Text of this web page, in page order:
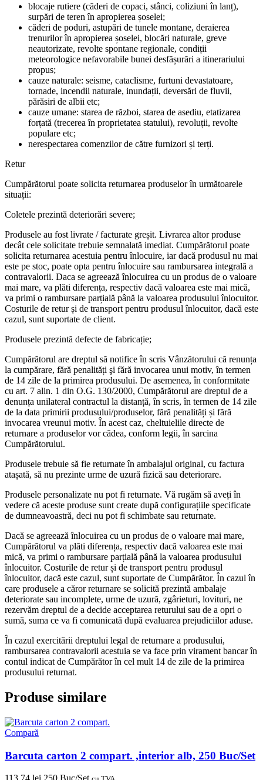
blocaje rutiere (căderi de copaci, stânci, coliziuni în lanț),
surpări de teren în apropierea șoselei;
căderi de poduri, astupări de tunele montane, deraierea
trenurilor în apropierea șoselei, blocări naturale, greve
neautorizate, revolte spontane regionale, condiții
meteorologice nefavorabile bunei desfășurări a itinerariului
propus;
cauze naturale: seisme, cataclisme, furtuni devastatoare,
tornade, incendii naturale, inundații, deversări de fluvii,
părăsiri de albii etc;
cauze umane: starea de război, starea de asediu, etatizarea
forțată (trecerea în proprietatea statului), revoluții, revolte
populare etc;
nerespectarea comenzilor de către furnizori și terți.
Retur
Cumpărătorul poate solicita returnarea produselor în următoarele
situații:
Coletele prezintă deteriorări severe;
Produsele au fost livrate / facturate greșit. Livrarea altor produse
decât cele solicitate trebuie semnalată imediat. Cumpărătorul poate
solicita returnarea acestuia pentru înlocuire, iar dacă produsul nu mai
este pe stoc, poate opta pentru înlocuire sau rambursarea integrală a
contravalorii. Daca se agreează înlocuirea cu un produs de o valoare
mai mare, va plăti diferența, respectiv dacă valoarea este mai mică,
va primi o rambursare parțială până la valoarea produsului înlocuitor.
Costurile de retur și de transport pentru produsul înlocuitor, dacă este
cazul, sunt suportate de client.
Produsele prezintă defecte de fabricație;
Cumpărătorul are dreptul să notifice în scris Vânzătorului că renunța
la cumpărare, fără penalități şi fără invocarea unui motiv, în termen
de 14 zile de la primirea produsului. De asemenea, în conformitate
cu art. 7 alin. 1 din O.G. 130/2000, Cumpărătorul are dreptul de a
denunța unilateral contractul la distanță, în scris, în termen de 14 zile
de la data primirii produsului/produselor, fără penalități și fără
invocarea vreunui motiv. În acest caz, cheltuielile directe de
returnare a produselor vor cădea, conform legii, în sarcina
Cumpărătorului.
Produsele trebuie să fie returnate în ambalajul original, cu factura
atașată, să nu prezinte urme de uzură fizică sau deteriorare.
Produsele personalizate nu pot fi returnate. Vă rugăm să aveți în
vedere că aceste produse sunt create după configurațiile specificate
de dumneavoastră, deci nu pot fi schimbate sau returnate.
Dacă se agreează înlocuirea cu un produs de o valoare mai mare,
Cumpărătorul va plăti diferența, respectiv dacă valoarea este mai
mică, va primi o rambursare parțială până la valoarea produsului
înlocuitor. Costurile de retur și de transport pentru produsul
înlocuitor, dacă este cazul, sunt suportate de Cumpărător. În cazul în
care produsele a căror returnare se solicită prezintă ambalaje
deteriorate sau incomplete, urme de uzură, zgârieturi, lovituri, ne
rezervăm dreptul de a decide acceptarea returului sau de a opri o
sumă, suma ce va fi comunicată după evaluarea prejudiciilor aduse.
În cazul exercitării dreptului legal de returnare a produsului,
rambursarea contravalorii acestuia se va face prin virament bancar în
contul indicat de Cumpărător în cel mult 14 de zile de la primirea
produsului returnat.
Produse similare
Compară
Barcuta carton 2 compart. ,interior alb, 250 Buc/Set